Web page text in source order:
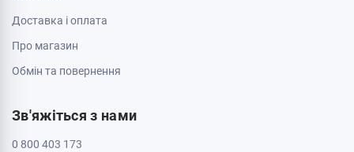
Доставка і оплата
Про магазин
Обмін та повернення
Зв'яжіться з нами
0 800 403 173